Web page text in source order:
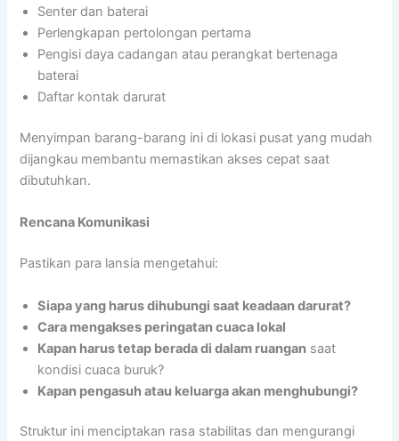
Senter dan baterai
Perlengkapan pertolongan pertama
Pengisi daya cadangan atau perangkat bertenaga
baterai
Daftar kontak darurat
Menyimpan barang-barang ini di lokasi pusat yang mudah
dijangkau membantu memastikan akses cepat saat
dibutuhkan.
Rencana Komunikasi
Pastikan para lansia mengetahui:
Siapa yang harus dihubungi saat keadaan darurat?
Cara mengakses peringatan cuaca lokal
Kapan harus tetap berada di dalam ruangan saat
kondisi cuaca buruk?
Kapan pengasuh atau keluarga akan menghubungi?
Struktur ini menciptakan rasa stabilitas dan mengurangi